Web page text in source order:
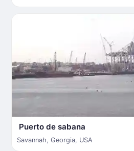
Puerto de sabana
Savannah, Georgia, USA